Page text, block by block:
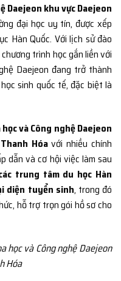
Daejeon khu vực Daejeon
đại học uy tín, được xếp
Hàn Quốc. Với lịch sử đào
trình học gắn liền với
Daejeon đang trở thành
sinh quốc tế, đặc biệt là
và Công nghệ Daejeon
Hóavới nhiều chính
dẫn và cơ hội việc làm sau
trung tâm du học Hàn
diện tuyển sinh, trong đó
hỗ trợ trọn gói hồ sơ cho
học và Công nghệ Daejeon
Hóa